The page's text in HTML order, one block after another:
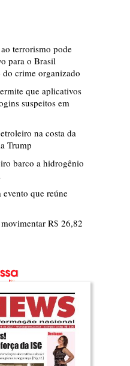
terrorismo pode
para o Brasil
crime organizado
que aplicativos
suspeitos em
na costa da
Trump
barco a hidrogênio
que reúne
R$ 26,82